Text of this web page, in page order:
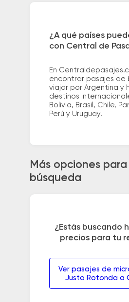
¿A qué países
con Central de
En
encontrar pasajes de
viajar por Argentina y
destinos
Bolivia, Brasil, Chile,
Perú y Uruguay.
Más opciones
búsqueda
¿Estás buscando
precios para tu
Ver pasajes de
Justo Rotonda a